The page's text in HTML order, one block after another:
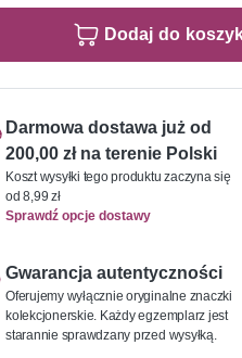
Dodaj do
Darmowa dostawa już od
200,00 zł na terenie Polski
Koszt wysyłki tego produktu zaczyna się
od 8,99 zł
Sprawdź opcje dostawy
Gwarancja autentyczności
Oferujemy wyłącznie oryginalne znaczki
kolekcjonerskie. Każdy egzemplarz jest
starannie sprawdzany przed wysyłką.